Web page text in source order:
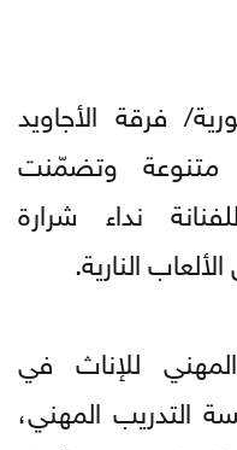
فرقة الأجاويد
متنوعة وتضمّنت
نداء شرارة
النارية.
للإناث في
التدريب المهني،